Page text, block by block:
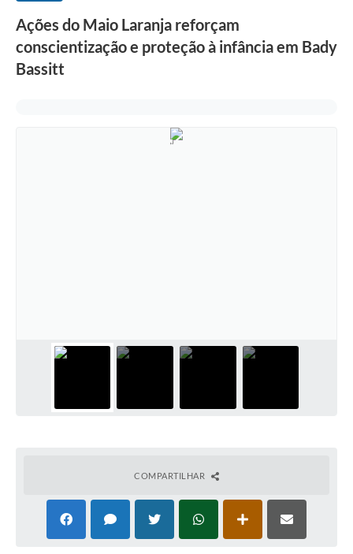
Ações do Maio Laranja reforçam
conscientização e proteção à infância em Bady
Bassitt
COMPARTILHAR